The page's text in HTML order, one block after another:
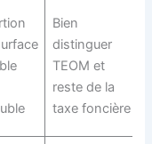
Bien
distinguer
TEOM et
reste de la
taxe foncière